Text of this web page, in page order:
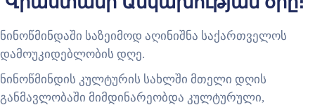
ნინოწმინდაში საზეიმოდ აღინიშნა საქართველოს
დამოუკიდებლობის დღე.
ნინოწმინდის კულტურის სახლში მთელი დღის
განმავლობაში მიმდინარეობდა კულტურული,